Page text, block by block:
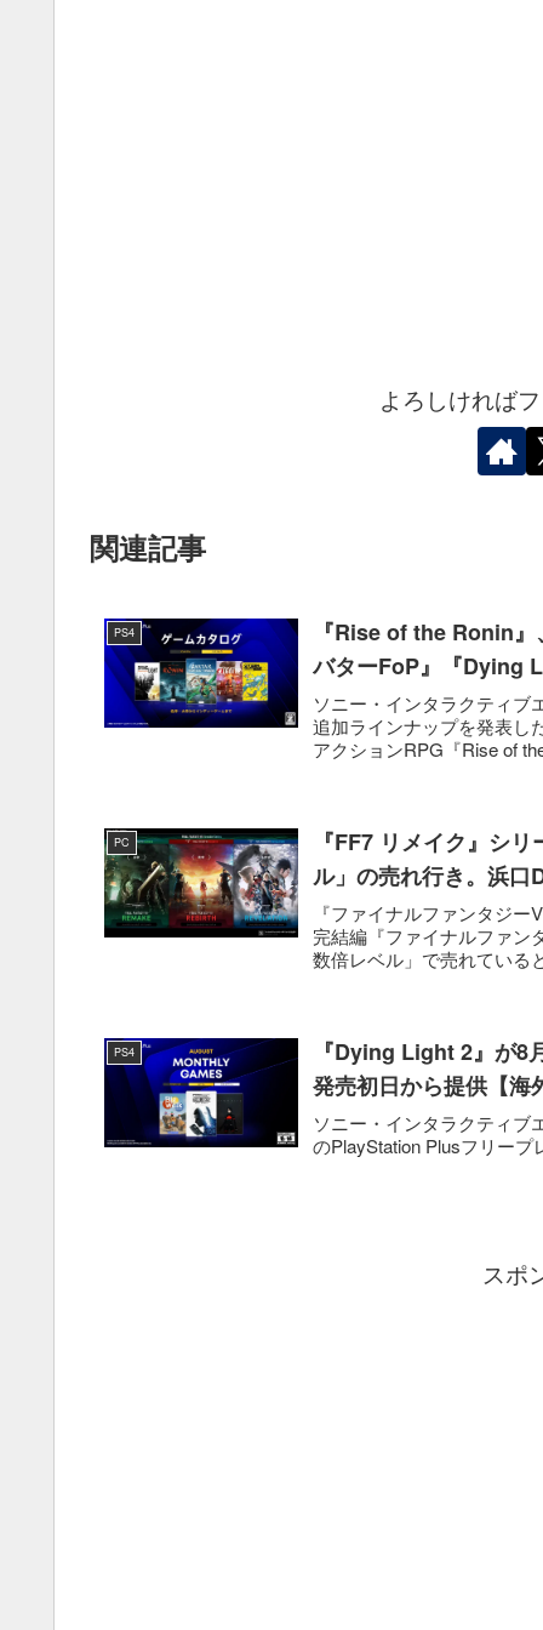
よろしければ
関連記事
PS4
『Rise of the Ronin
バターFoP』『Dying
ソニー・インタラクティブ
追加ラインナップを発表し
アクションRPG『Rise of
PC
『FF7 リメイク』シ
ル」の売れ行き。浜口
『ファイナルファンタジ
完結編『ファイナルファン
数倍レベル」で売れている
PS4
『Dying Light 2』が
発売初日から提供【海
ソニー・インタラクティブ
のPlayStation Plusフリープ
スポ